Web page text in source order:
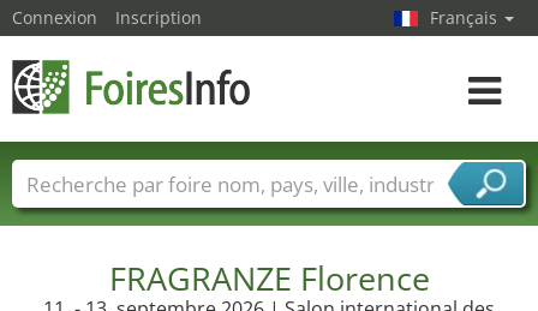
FRAGRANZE Florence
Connexion Inscription Français
Toggle
Foire noms Pays Villes
Secteurs de foire